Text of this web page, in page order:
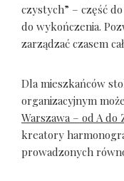
czystych” – część
do wykończenia.
zarządzać czasem
Dla mieszkańców
organizacyjnym
Warszawa – od A do
kreatory
prowadzonych